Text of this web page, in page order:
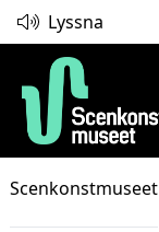
Lyssna
Scenkonstmuseet